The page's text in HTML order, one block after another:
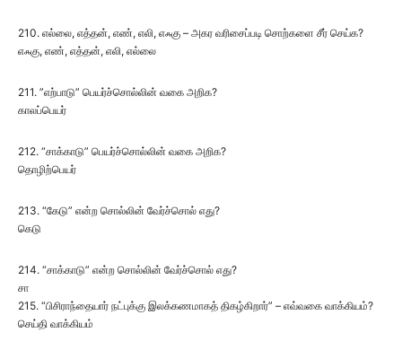
210. எல்லை, எத்தன், எண், எலி, எஃகு – அகர வரிசைப்படி சொற்களை சீர் செய்க?
எஃகு, எண், எத்தன், எலி, எல்லை
211. ”எற்பாடு” பெயர்ச்சொல்லின் வகை அறிக?
காலப்பெயர்
212. “சாக்காடு” பெயர்ச்சொல்லின் வகை அறிக?
தொழிற்பெயர்
213. “கேடு” என்ற சொல்லின் வேர்ச்சொல் எது?
கெடு
214. “சாக்காடு” என்ற சொல்லின் வேர்ச்சொல் எது?
சா
215. “பிசிராந்தையார் நட்புக்கு இலக்கணமாகத் திகழ்கிறார்” – எவ்வகை வாக்கியம்?
செய்தி வாக்கியம்